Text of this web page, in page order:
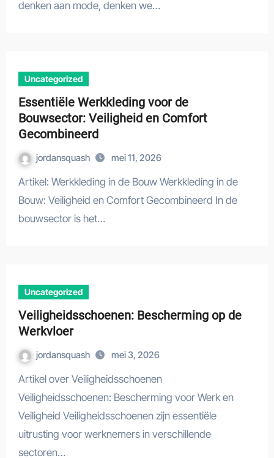
denken aan mode, denken we…
Uncategorized
Essentiële Werkkleding voor de
Bouwsector: Veiligheid en Comfort
Gecombineerd
jordansquash mei 11, 2026
Artikel: Werkkleding in de Bouw Werkkleding in de
Bouw: Veiligheid en Comfort Gecombineerd In de
bouwsector is het…
Uncategorized
Veiligheidsschoenen: Bescherming op de
Werkvloer
jordansquash mei 3, 2026
Artikel over Veiligheidsschoenen
Veiligheidsschoenen: Bescherming voor Werk en
Veiligheid Veiligheidsschoenen zijn essentiële
uitrusting voor werknemers in verschillende
sectoren…